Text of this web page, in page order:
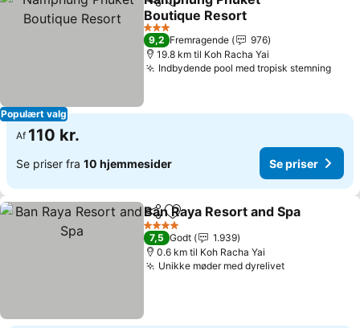
Populært valg
Del Føj til favoritter
Boutique Resort
3 Stjerner
9,2 Fremragende
976
19.8 km til Koh Racha Yai
Indbydende pool med tropisk stemning
Af 110 kr.
Se priser fra 10 hjemmesider Se priser
Del Føj til favoritter
Ban Raya Resort and Spa
4 Stjerner
7,5 Godt
1.939
0.6 km til Koh Racha Yai
Unikke møder med dyrelivet